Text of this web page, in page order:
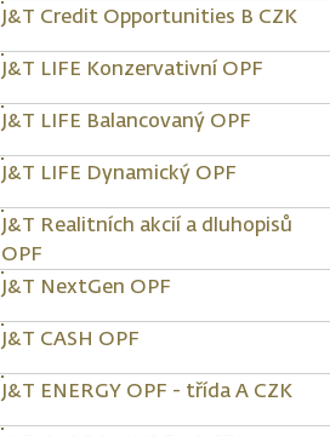
J&T Credit Opportunities B CZK
J&T LIFE Konzervativní OPF
J&T LIFE Balancovaný OPF
J&T LIFE Dynamický OPF
J&T Realitních akcií a dluhopisů
OPF
J&T NextGen OPF
J&T CASH OPF
J&T ENERGY OPF - třída A CZK